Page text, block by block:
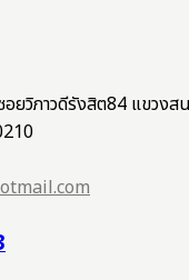
ยวิภาวดีรังสิต84 แขวงส